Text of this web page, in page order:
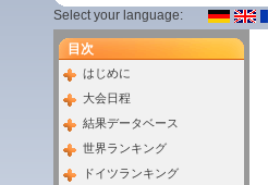
Select your language:
目次
はじめに
大会日程
結果データベース
世界ランキング
ドイツランキング